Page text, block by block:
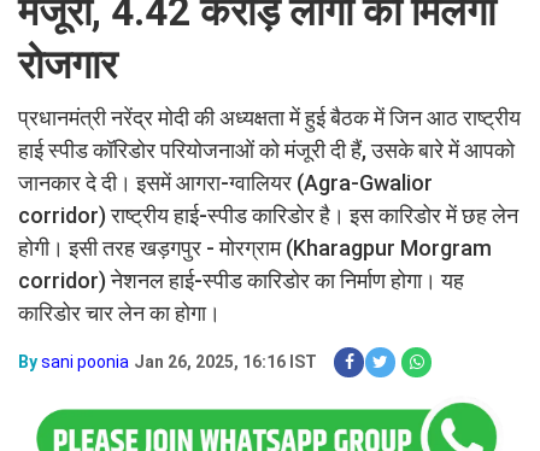
मंजूरी, 4.42 करोड़ लोगों को मिलेगा
रोजगार
प्रधानमंत्री नरेंद्र मोदी की अध्यक्षता में हुई बैठक में जिन आठ राष्ट्रीय
हाई स्पीड कॉरिडोर परियोजनाओं को मंजूरी दी हैं, उसके बारे में आपको
जानकार दे दी। इसमें आगरा-ग्वालियर (Agra-Gwalior
corridor) राष्ट्रीय हाई-स्पीड कारिडोर है। इस कारिडोर में छह लेन
होगी। इसी तरह खड़गपुर - मोरग्राम (Kharagpur Morgram
corridor) नेशनल हाई-स्पीड कारिडोर का निर्माण होगा। यह
कारिडोर चार लेन का होगा।
Bysani poonia Jan 26, 2025, 16:16 IST